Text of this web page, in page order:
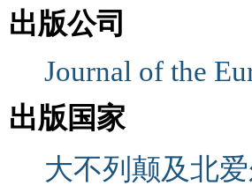
出版公司
Journal of the
出版国家
大不列颠及北